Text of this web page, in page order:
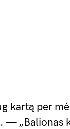
kartą per
— „Balionas